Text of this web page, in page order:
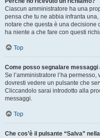
Ciascun amministratore ha una
pensa che tu ne abbia infranta
notare che questa è una decisione
ha niente a che fare con questi
Top
Come posso segnalare
Se l’amministratore l’ha
dovresti vedere un pulsante che
Cliccandolo sarai introdotto alla
messaggi.
Top
Che cos’è il pulsante “Salva”